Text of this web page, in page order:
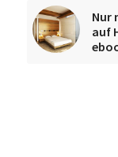
Nur
auf